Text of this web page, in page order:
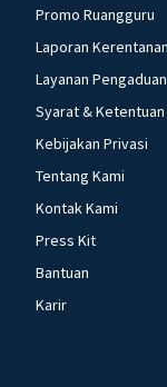
Promo Ruangguru
Laporan Kerentanan
Layanan Pengaduan
Syarat & Ketentuan
Kebijakan Privasi
Tentang Kami
Kontak Kami
Press Kit
Bantuan
Karir